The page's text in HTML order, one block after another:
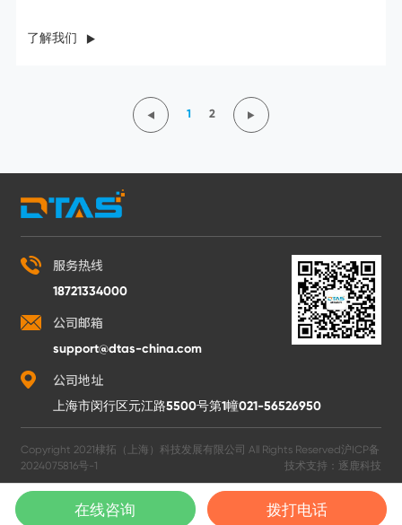
了解我们
1 2
服务热线
18721334000
公司邮箱
support@dtas-china.com
公司地址
上海市闵行区元江路5500号第1幢021-56526950
Copyright 2021棣拓（上海）科技发展有限公司 All Rights Reserved沪ICP备
2024075816号-1
技术支持： 逐鹿科技
电话咨询 申请试用
在线咨询 拨打电话